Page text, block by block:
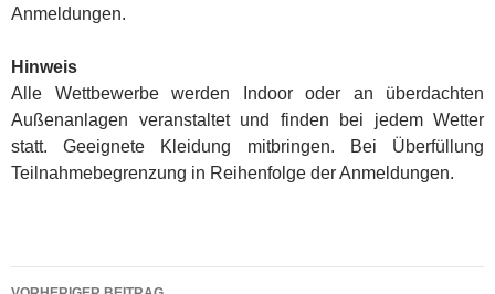
Anmeldungen.
Hinweis
Alle Wettbewerbe werden Indoor oder an überdachten
Außenanlagen veranstaltet und finden bei jedem Wetter
statt. Geeignete Kleidung mitbringen. Bei Überfüllung
Teilnahmebegrenzung in Reihenfolge der Anmeldungen.
Beitragsnavigation